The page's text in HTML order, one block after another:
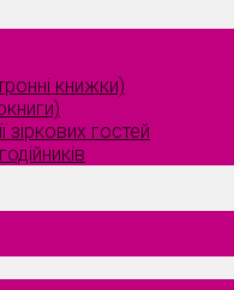
книжки)
зіркових гостей